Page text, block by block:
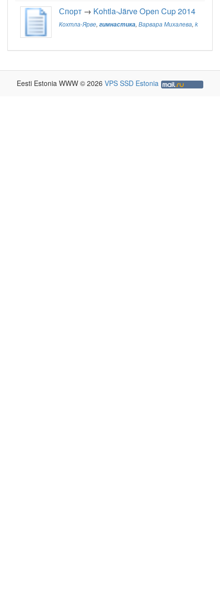
Спорт → Kohtla-Järve Open Cup 2014
Кохтла-Ярве, гимнастика, Варвара Михалева, k
Eesti Estonia WWW © 2026 VPS SSD Estonia